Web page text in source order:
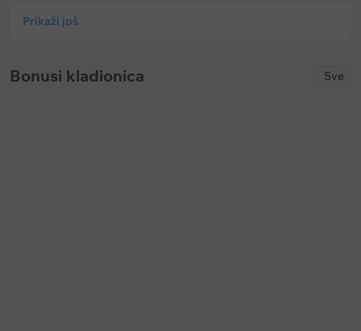
Prikaži još
Bonusi kladionica Sve